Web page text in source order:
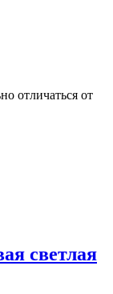
отличаться от
светлая